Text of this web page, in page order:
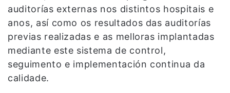
auditorías externas nos distintos hospitais e
anos, así como os resultados das auditorías
previas realizadas e as melloras implantadas
mediante este sistema de control,
seguimento e implementación continua da
calidade.